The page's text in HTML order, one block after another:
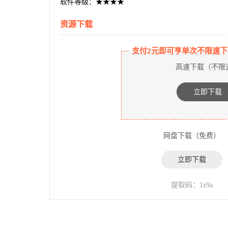
软件等级：★★★★
资源下载
支付2元即可亨单次不限速
高速下载（不限
立即下载
网盘下载（免费）
立即下载
提取码：1z9a